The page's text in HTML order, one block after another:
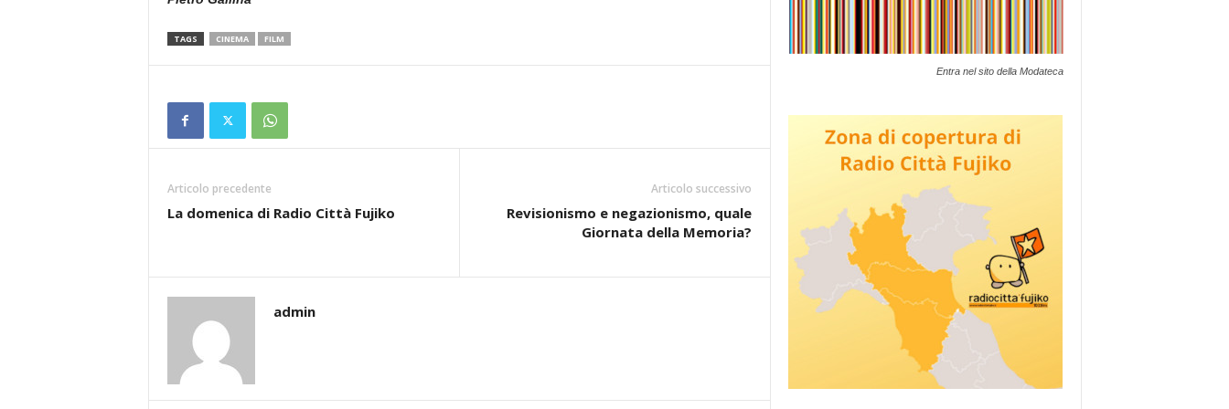
TAGS CINEMA FILM
Articolo precedente
La domenica di Radio Città Fujiko
Articolo successivo
Revisionismo e negazionismo, quale
Giornata della Memoria?
admin
Entra nel sito della Modateca